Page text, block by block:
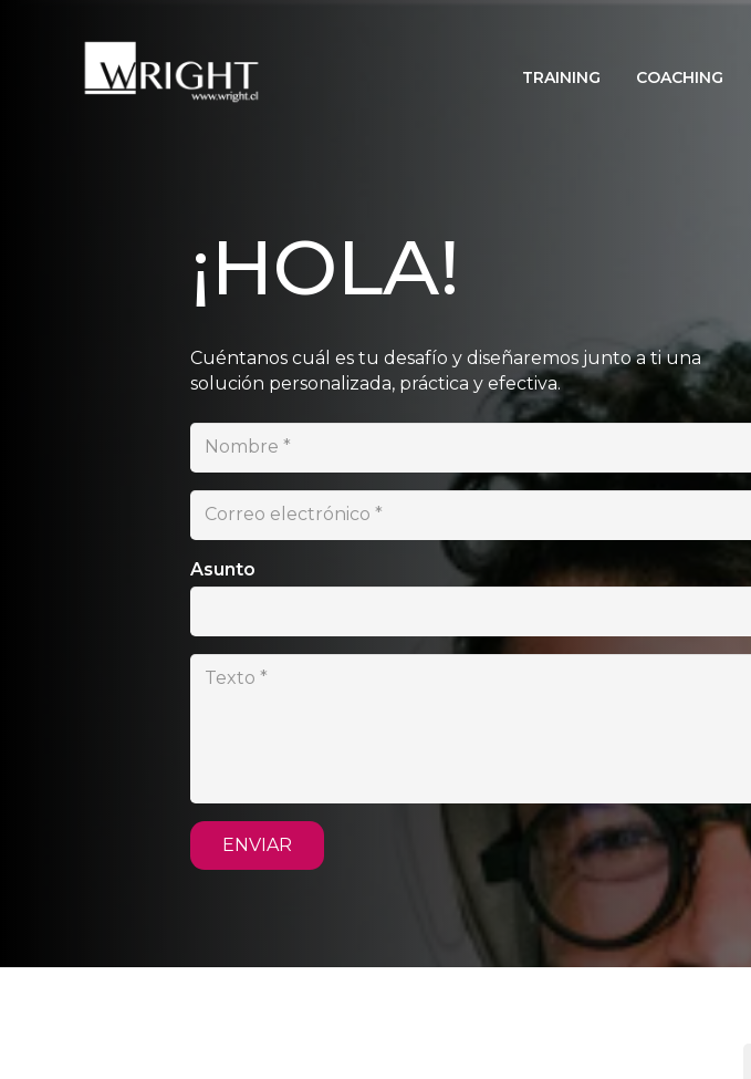
TRAINING COACHING
¡HOLA!
Cuéntanos cuál es tu desafío y diseñaremos junto a ti una
solución personalizada, práctica y efectiva.
Asunto
ENVIAR